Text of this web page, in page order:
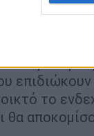
να κρατά
με την
το
θα